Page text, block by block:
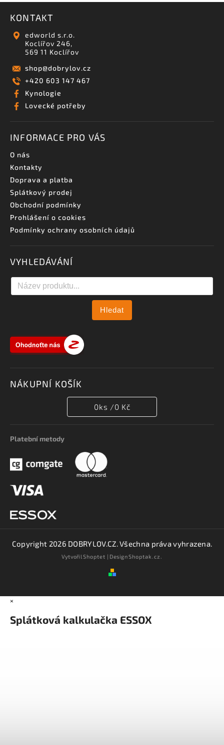
KONTAKT
edworld s.r.o.
Koclířov 246,
569 11 Koclířov
shop@dobrylov.cz
+420 603 147 467
Kynologie
Lovecké potřeby
INFORMACE PRO VÁS
O nás
Kontakty
Doprava a platba
Splátkový prodej
Obchodní podmínky
Prohlášení o cookies
Podmínky ochrany osobních údajů
VYHLEDÁVÁNÍ
Hledat
NÁKUPNÍ KOŠÍK
0ks /0 Kč
Platební metody
Copyright 2026 DOBRYLOV.CZ . Všechna práva vyhrazena.
VytvořilShoptet | DesignShoptak.cz.
×
Splátková kalkulačka ESSOX